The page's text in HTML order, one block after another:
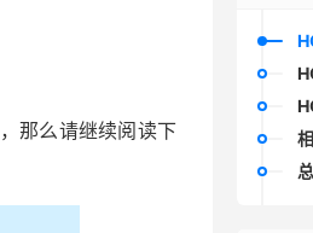
那么请继续阅读下